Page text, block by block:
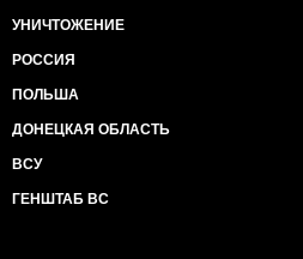
УНИЧТОЖЕНИЕ
РОССИЯ
ПОЛЬША
ДОНЕЦКАЯ ОБЛАСТЬ
ВСУ
ГЕНШТАБ ВС